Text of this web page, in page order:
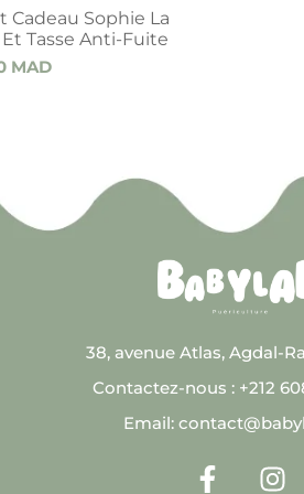
Cadeau Sophie La
Et Tasse Anti-Fuite
MAD
38, avenue Atlas, Agdal-
Contactez-nous : +212
Email: